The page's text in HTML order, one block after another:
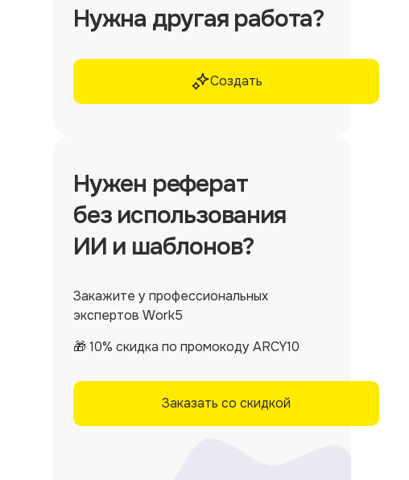
Нужна другая работа?
Создать
Нужен реферат
без использования
ИИ и шаблонов?
Закажите у профессиональных
экспертов Work5
🎁 10% скидка по промокоду ARCY10
Заказать со скидкой